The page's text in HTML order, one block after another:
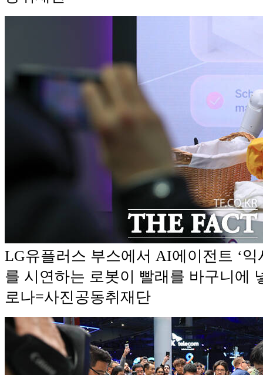
LG유플러스 부스에서 AI에이전트 ‘익
를 시연하는 로봇이 빨래를 바구니에
로나=사진공동취재단